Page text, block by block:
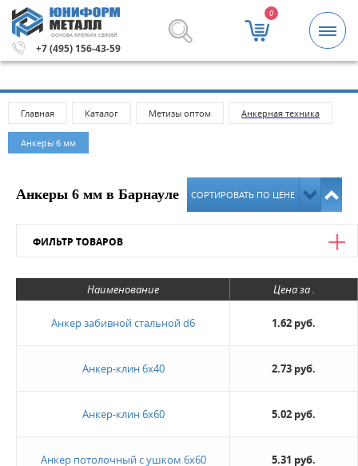
ОСНОВА КРЕПКИХ СВЯЗЕЙ
+7 (495) 156-43-59
0
рублей.Метизы и крепежные изделия оптом.
Главная Каталог Метизы оптом Анкерная техника
Анкеры 6 мм
Анкеры 6 мм в Барнауле СОРТИРОВАТЬ ПО ЦЕНЕ
ФИЛЬТР ТОВАРОВ
Цена
Наименование Цена за .
Анкер забивной стальной d6 1.62 руб.
Анкер-клин 6х40 2.73 руб.
Анкер-клин 6х60 5.02 руб.
Анкер потолочный с ушком 6х60 5.31 руб.